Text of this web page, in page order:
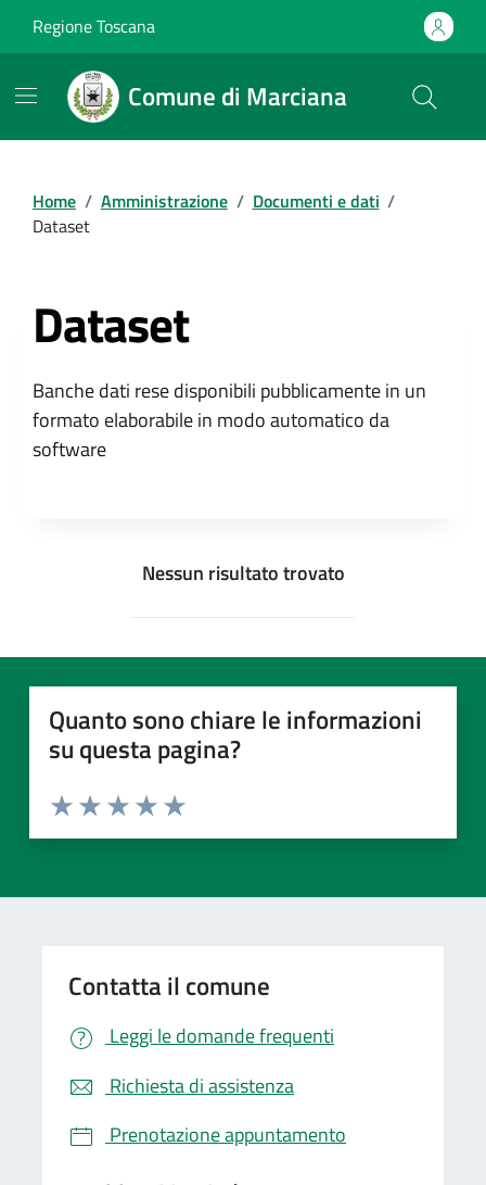
Vai ai contenuti
Vai al footer
Regione Toscana
Comune di Marciana
Home / Amministrazione / Documenti e dati /
Dataset
Dataset
Banche dati rese disponibili pubblicamente in un
formato elaborabile in modo automatico da
software
Nessun risultato trovato
Quanto sono chiare le informazioni
su questa pagina?
Valuta da 1 a 5 stelle la pagina
Valuta 4 stelle su 5
Valuta 3 stelle su 5
Valuta 2 stelle su 5
Valuta 1 stelle su 5
Contatta il comune
Leggi le domande frequenti
Richiesta di assistenza
Prenotazione appuntamento